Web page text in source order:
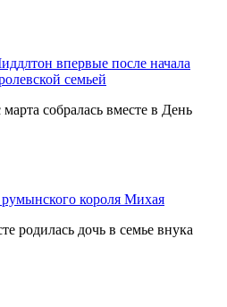
впервые после начала
семьей
собралась вместе в День
короля Михая
родилась дочь в семье внука